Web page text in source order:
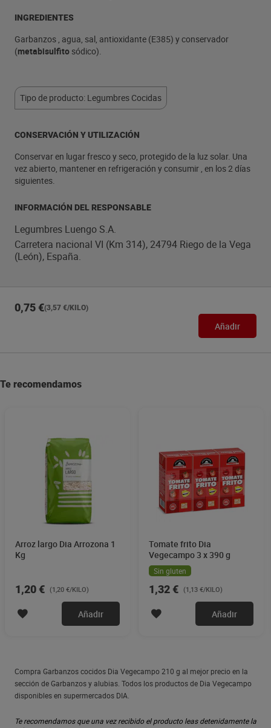
INGREDIENTES
Garbanzos , agua, sal, antioxidante (E385) y conservador
(metabisulfito sódico).
Tipo de producto: Legumbres Cocidas
CONSERVACIÓN Y UTILIZACIÓN
Conservar en lugar fresco y seco, protegido de la luz solar. Una
vez abierto, mantener en refrigeración y consumir , en los 2 días
siguientes.
INFORMACIÓN DEL RESPONSABLE
Legumbres Luengo S.A.
Carretera nacional VI (Km 314), 24794 Riego de la Vega
(León), España.
0,75 €(3,57 €/KILO)
Añadir
Te recomendamos
Arroz largo Dia Arrozona 1
Kg
1,20 € (1,20 €/KILO)
Añadir
Tomate frito Dia
Vegecampo 3 x 390 g
Sin gluten
1,32 € (1,13 €/KILO)
Añadir
Compra Garbanzos cocidos Dia Vegecampo 210 g al mejor precio en la
sección de Garbanzos y alubias. Todos los productos de Dia Vegecampo
disponibles en supermercados DIA.
Te recomendamos que una vez recibido el producto leas detenidamente la